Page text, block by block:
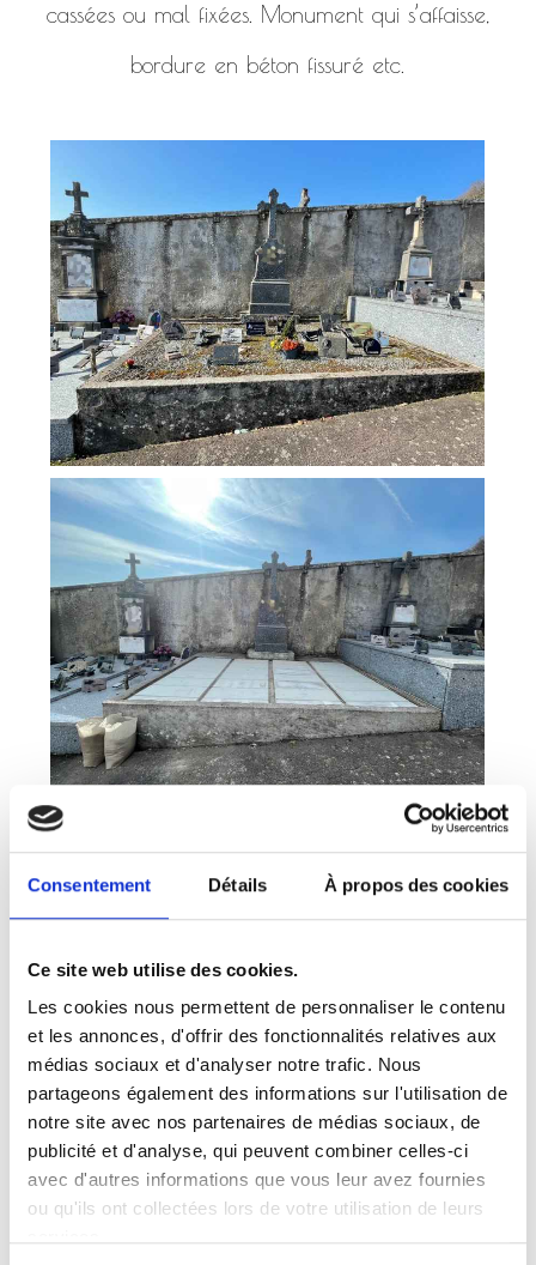
Consentement Détails À propos des cookies
Ce site web utilise des cookies.
Les cookies nous permettent de personnaliser le contenu
et les annonces, d'offrir des fonctionnalités relatives aux
médias sociaux et d'analyser notre trafic. Nous
partageons également des informations sur l'utilisation de
notre site avec nos partenaires de médias sociaux, de
publicité et d'analyse, qui peuvent combiner celles-ci
avec d'autres informations que vous leur avez fournies
ou qu'ils ont collectées lors de votre utilisation de leurs
cassées ou mal fixées. Monument qui s’affaisse,
bordure en béton fissuré etc.